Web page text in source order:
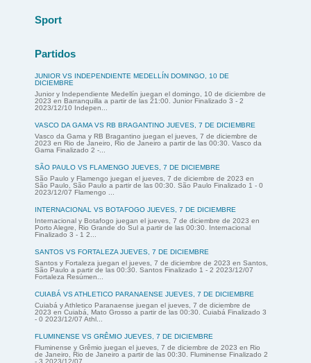
Sport
Partidos
JUNIOR VS INDEPENDIENTE MEDELLÍN DOMINGO, 10 DE
DICIEMBRE
Junior y Independiente Medellín juegan el domingo, 10 de diciembre de
2023 en Barranquilla a partir de las 21:00. Junior Finalizado 3 - 2
2023/12/10 Indepen...
VASCO DA GAMA VS RB BRAGANTINO JUEVES, 7 DE DICIEMBRE
Vasco da Gama y RB Bragantino juegan el jueves, 7 de diciembre de
2023 en Rio de Janeiro, Rio de Janeiro a partir de las 00:30. Vasco da
Gama Finalizado 2 -...
SÃO PAULO VS FLAMENGO JUEVES, 7 DE DICIEMBRE
São Paulo y Flamengo juegan el jueves, 7 de diciembre de 2023 en
São Paulo, São Paulo a partir de las 00:30. São Paulo Finalizado 1 - 0
2023/12/07 Flamengo ...
INTERNACIONAL VS BOTAFOGO JUEVES, 7 DE DICIEMBRE
Internacional y Botafogo juegan el jueves, 7 de diciembre de 2023 en
Porto Alegre, Rio Grande do Sul a partir de las 00:30. Internacional
Finalizado 3 - 1 2...
SANTOS VS FORTALEZA JUEVES, 7 DE DICIEMBRE
Santos y Fortaleza juegan el jueves, 7 de diciembre de 2023 en Santos,
São Paulo a partir de las 00:30. Santos Finalizado 1 - 2 2023/12/07
Fortaleza Resúmen...
CUIABÁ VS ATHLETICO PARANAENSE JUEVES, 7 DE DICIEMBRE
Cuiabá y Athletico Paranaense juegan el jueves, 7 de diciembre de
2023 en Cuiabá, Mato Grosso a partir de las 00:30. Cuiabá Finalizado 3
- 0 2023/12/07 Athl...
FLUMINENSE VS GRÊMIO JUEVES, 7 DE DICIEMBRE
Fluminense y Grêmio juegan el jueves, 7 de diciembre de 2023 en Rio
de Janeiro, Rio de Janeiro a partir de las 00:30. Fluminense Finalizado 2
- 3 2023/12/07...